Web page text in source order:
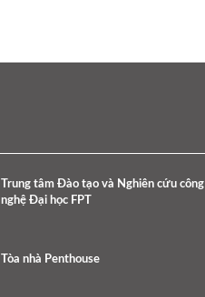
Trung tâm Đào tạo và Nghiên cứu công
nghệ Đại học FPT
Tòa nhà Penthouse